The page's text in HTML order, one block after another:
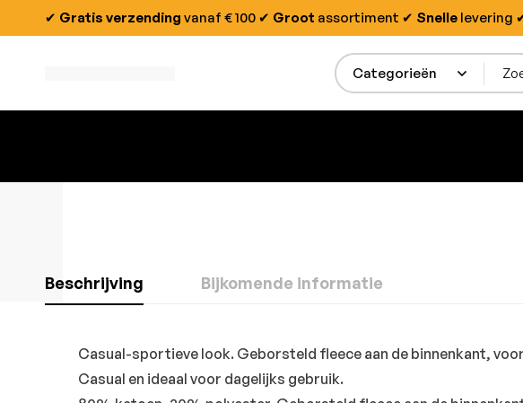
✔ Gratis verzending vanaf € 100 ✔ Groot assortiment ✔ Snelle levering
Zoeken:
Beschrijving Bijkomende informatie
Casual-sportieve look. Geborsteld fleece aan de binnenkant,
Casual en ideaal voor dagelijks gebruik.